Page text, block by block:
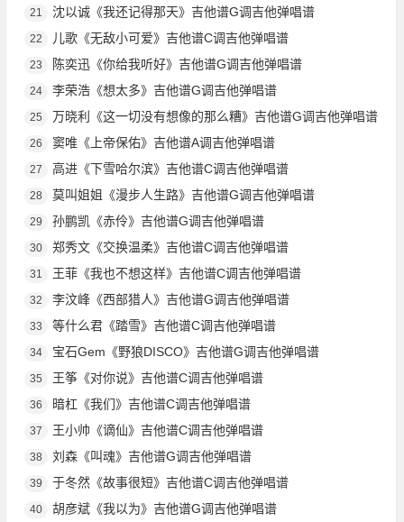
21 沈以诚《我还记得那天》吉他谱G调吉他弹唱谱
22 儿歌《无敌小可爱》吉他谱C调吉他弹唱谱
23 陈奕迅《你给我听好》吉他谱G调吉他弹唱谱
24 李荣浩《想太多》吉他谱G调吉他弹唱谱
25 万晓利《这一切没有想像的那么糟》吉他谱G调吉他弹唱谱
26 窦唯《上帝保佑》吉他谱A调吉他弹唱谱
27 高进《下雪哈尔滨》吉他谱C调吉他弹唱谱
28 莫叫姐姐《漫步人生路》吉他谱G调吉他弹唱谱
29 孙鹏凯《赤伶》吉他谱G调吉他弹唱谱
30 郑秀文《交换温柔》吉他谱C调吉他弹唱谱
31 王菲《我也不想这样》吉他谱C调吉他弹唱谱
32 李汶峰《西部猎人》吉他谱G调吉他弹唱谱
33 等什么君《踏雪》吉他谱C调吉他弹唱谱
34 宝石Gem《野狼DISCO》吉他谱G调吉他弹唱谱
35 王筝《对你说》吉他谱C调吉他弹唱谱
36 暗杠《我们》吉他谱C调吉他弹唱谱
37 王小帅《谪仙》吉他谱C调吉他弹唱谱
38 刘森《叫魂》吉他谱G调吉他弹唱谱
39 于冬然《故事很短》吉他谱C调吉他弹唱谱
40 胡彦斌《我以为》吉他谱G调吉他弹唱谱